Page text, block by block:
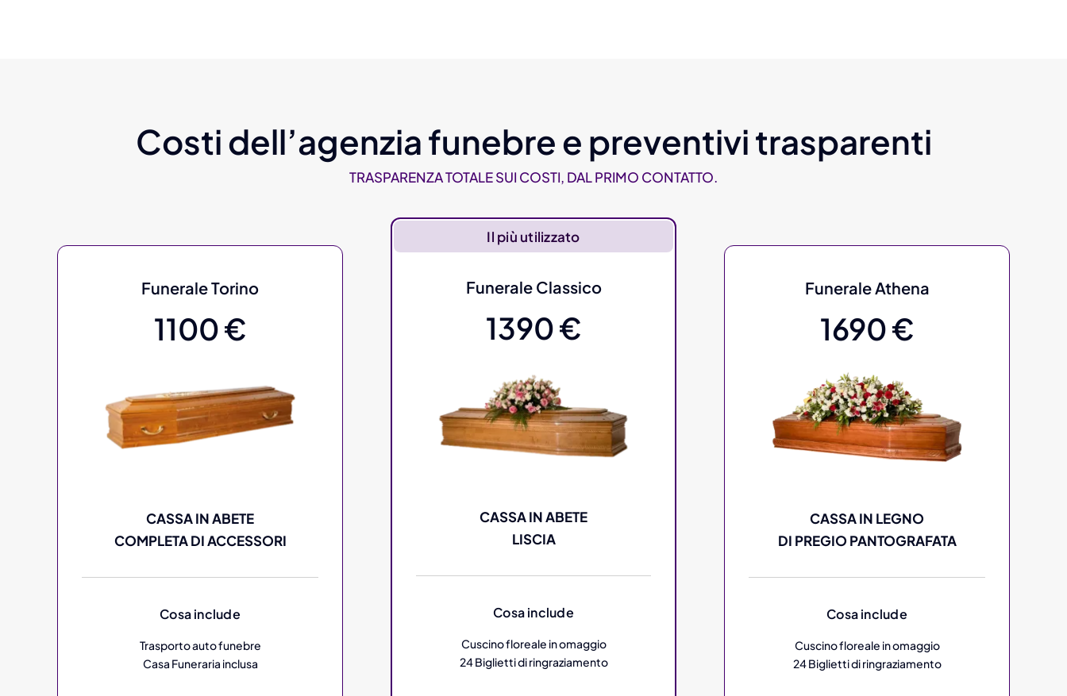
Costi dell’agenzia funebre e preventivi trasparenti
TRASPARENZA TOTALE SUI COSTI, DAL PRIMO CONTATTO.
Funerale Torino
1100 €
CASSA IN ABETE
COMPLETA DI ACCESSORI
Cosa include
Trasporto auto funebre
Casa Funeraria inclusa
Il più utilizzato
Funerale Classico
1390 €
CASSA IN ABETE
LISCIA
Cosa include
Cuscino floreale in omaggio
24 Biglietti di ringraziamento
Funerale Athena
1690 €
CASSA IN LEGNO
DI PREGIO PANTOGRAFATA
Cosa include
Cuscino floreale in omaggio
24 Biglietti di ringraziamento